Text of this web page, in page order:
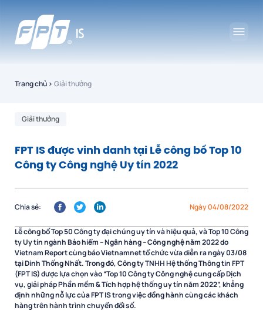
Trang chủ › Giải thưởng
Giải thưởng
FPT IS được vinh danh tại Lễ công bố Top 10
Công ty Công nghệ Uy tín 2022
Ngày 04/08/2022
Chia sẻ:
Lễ công bố Top 50 Công ty đại chúng uy tín và hiệu quả, và Top 10 Công
ty Uy tín ngành Bảo hiểm – Ngân hàng – Công nghệ năm 2022 do
Vietnam Report cùng báo Vietnamnet tổ chức vừa diễn ra ngày 03/08
tại Dinh Thống Nhất. Trong đó, Công ty TNHH Hệ thống Thông tin FPT
(FPT IS) được lựa chọn vào “Top 10 Công ty Công nghệ cung cấp Dịch
vụ, giải pháp Phần mềm & Tích hợp hệ thống uy tín năm 2022”, khẳng
định những nỗ lực của FPT IS trong việc đồng hành cùng các khách
hàng trên hành trình chuyển đổi số.